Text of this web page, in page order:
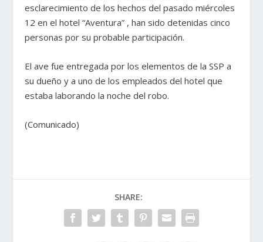
esclarecimiento de los hechos del pasado miércoles
12 en el hotel “Aventura” , han sido detenidas cinco
personas por su probable participación.
El ave fue entregada por los elementos de la SSP a
su dueño y a uno de los empleados del hotel que
estaba laborando la noche del robo.
(Comunicado)
SHARE: